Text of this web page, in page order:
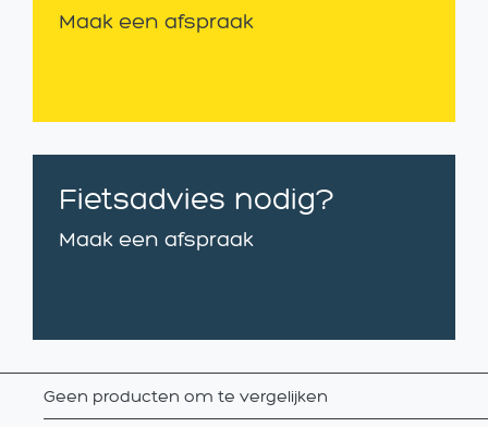
Maak een afspraak
Fietsadvies nodig?
Maak een afspraak
Geen producten om te vergelijken